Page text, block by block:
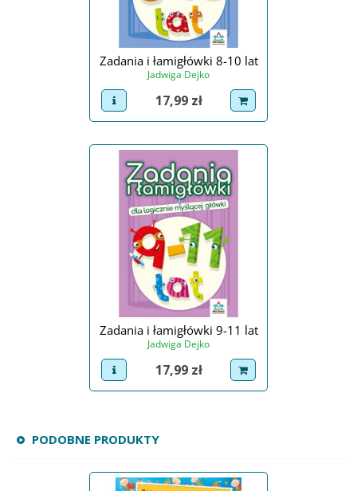
Zadania i łamigłówki 8-10 lat
Jadwiga Dejko
view product
Cena
17,99 zł dodaj do koszyka
Zadania i łamigłówki 9-11 lat
Jadwiga Dejko
view product
Cena
17,99 zł dodaj do koszyka
PODOBNE PRODUKTY